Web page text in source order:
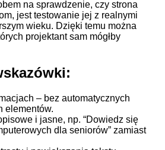
na sprawdzenie, czy strona
jest testowanie jej z realnymi
wieku. Dzięki temu można
projektant sam mógłby
– bez automatycznych
elementów.
i jasne, np. “Dowiedz się
dla seniorów” zamiast